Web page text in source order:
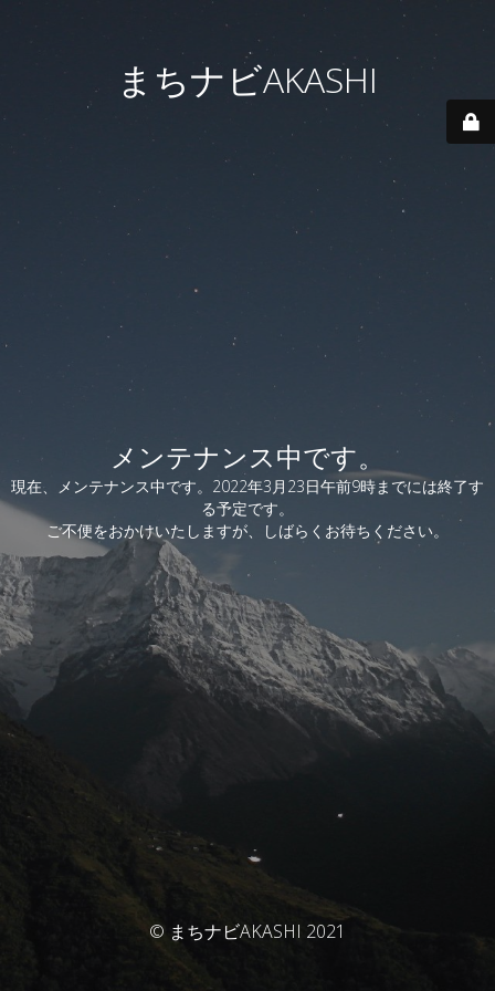
まちナビAKASHI
メンテナンス中です。
現在、メンテナンス中です。2022年3月23日午前9時までには終了す
る予定です。
ご不便をおかけいたしますが、しばらくお待ちください。
© まちナビAKASHI 2021